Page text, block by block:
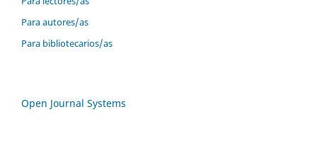
Para autores/as
Para bibliotecarios/as
Open Journal Systems